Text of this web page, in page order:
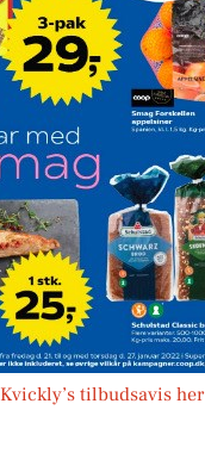
Kvickly’s tilbudsavis her